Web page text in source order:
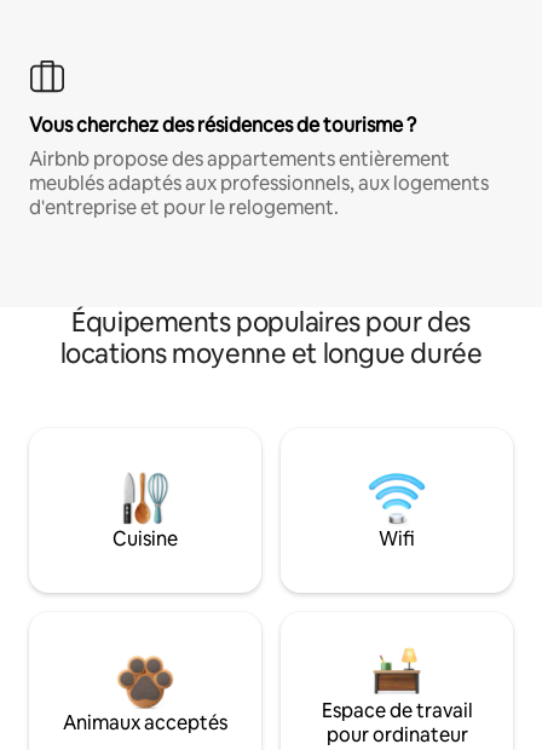
Vous cherchez des résidences de tourisme ?
Airbnb propose des appartements entièrement
meublés adaptés aux professionnels, aux logements
d'entreprise et pour le relogement.
Équipements populaires pour des
locations moyenne et longue durée
Cuisine Wifi
Animaux acceptés
Espace de travail
pour ordinateur